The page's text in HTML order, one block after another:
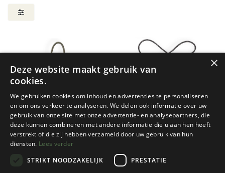
Kavu
ESSENTIAL CASE
3 color(s) available
Nieuw!
Kavu
SO SNUGGY
2 color(s) available
×
Deze website maakt gebruik van
cookies.
We gebruiken cookies om inhoud en advertenties te personaliseren
en om ons verkeer te analyseren. We delen ook informatie over uw
gebruik van onze site met onze advertentie- en analysepartners, die
deze kunnen combineren met andere informatie die u aan hen heeft
verstrekt of die zij hebben verzameld door uw gebruik van hun
diensten. Lees verder
STRIKT NOODZAKELIJK
PRESTATIE